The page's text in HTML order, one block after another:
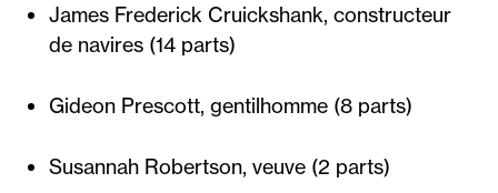
James Frederick Cruickshank, constructeur
de navires (14 parts)
Gideon Prescott, gentilhomme (8 parts)
Susannah Robertson, veuve (2 parts)